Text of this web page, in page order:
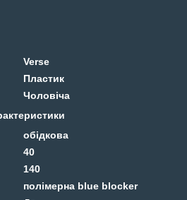
Verse
Пластик
Чоловіча
обідкова
40
140
полімерна blue blocker